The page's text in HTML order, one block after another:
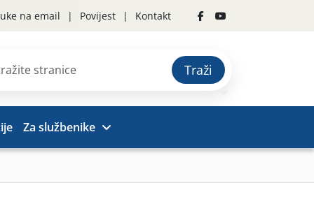
na email Povijest Kontakt
Traži
Za službenike